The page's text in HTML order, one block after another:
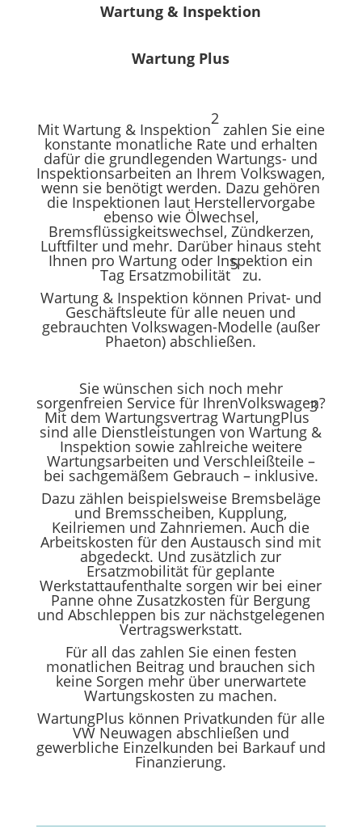
Wartung & Inspektion
Wartung Plus
Mit Wartung & Inspektion
2
zahlen Sie eine
konstante monatliche Rate und erhalten
dafür die grundlegenden Wartungs- und
Inspektionsarbeiten an IhremVolkswagen,
wenn sie benötigt werden. Dazu gehören
die Inspektionen laut Herstellervorgabe
ebenso wie Ölwechsel,
Bremsflüssigkeitswechsel, Zündkerzen,
Luftfilter und mehr. Darüber hinaus steht
Ihnen pro Wartung oder Inspektion ein
Tag Ersatzmobilität
5
zu.
Wartung & Inspektion können Privat- und
Geschäftsleute für alle neuen und
gebrauchten Volkswagen-Modelle (außer
Phaeton) abschließen.
Sie wünschen sich noch mehr
sorgenfreien Servicefür IhrenVolkswagen?
Mit dem Wartungsvertrag WartungPlus
3
sind alle Dienstleistungen von Wartung &
Inspektion sowie zahlreiche weitere
Wartungsarbeiten und Verschleißteile –
bei sachgemäßem Gebrauch – inklusive.
Dazu zählen beispielsweise Bremsbeläge
und Bremsscheiben, Kupplung,
Keilriemen und Zahnriemen. Auch die
Arbeitskosten für den Austausch sind mit
abgedeckt. Und zusätzlich zur
Ersatzmobilität für geplante
Werkstattaufenthalte sorgen wir bei einer
Panne ohne Zusatzkosten für Bergung
und Abschleppen bis zur nächstgelegenen
Vertragswerkstatt.
Für all das zahlen Sie einen festen
monatlichen Beitrag und brauchen sich
keine Sorgen mehr über unerwartete
Wartungskosten zu machen.
WartungPlus können Privatkunden für alle
VW Neuwagen abschließen und
gewerbliche Einzelkunden bei Barkauf und
Finanzierung.